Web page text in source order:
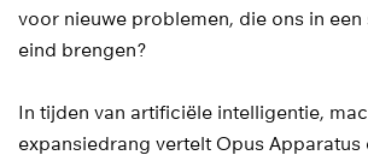
voor nieuwe problemen, die ons in
eind brengen?
In tijden van artificiële intelligentie,
expansiedrang vertelt Opus Apparatus